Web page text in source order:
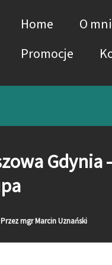
Home O
Promocje
Przezmgr Marcin Uznański